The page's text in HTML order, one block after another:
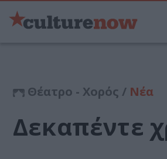
Θέατρο - Χορός / Νέα
Δεκαπέντε